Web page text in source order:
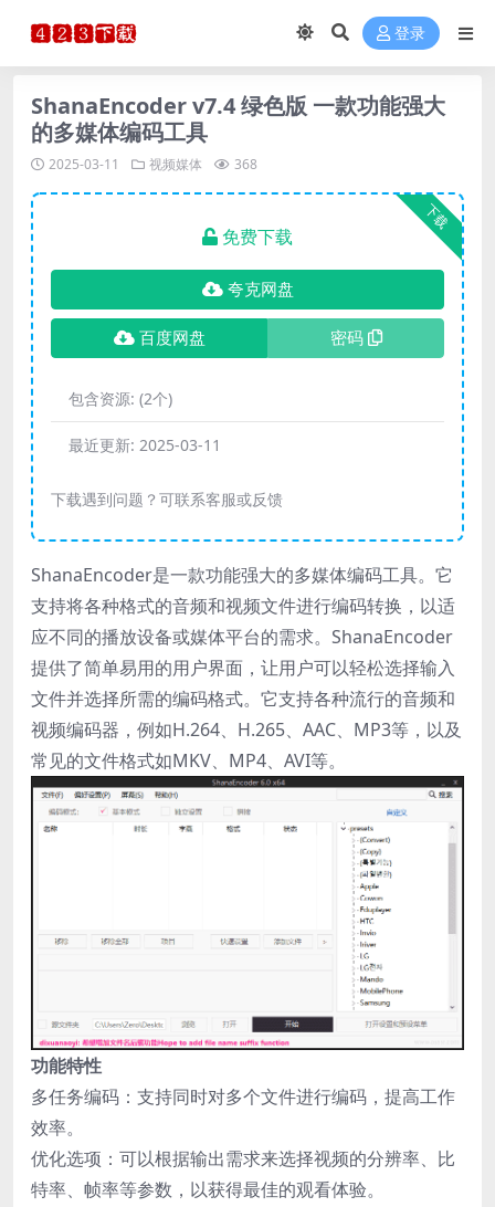
登录
ShanaEncoder v7.4 绿色版 一款功能强大
的多媒体编码工具
2025-03-11 视频媒体 368
下载
免费下载
夸克网盘
百度网盘 密码
包含资源: (2个)
最近更新: 2025-03-11
下载遇到问题？可联系客服或反馈
ShanaEncoder是一款功能强大的多媒体编码工具。它
支持将各种格式的音频和视频文件进行编码转换，以适
应不同的播放设备或媒体平台的需求。ShanaEncoder
提供了简单易用的用户界面，让用户可以轻松选择输入
文件并选择所需的编码格式。它支持各种流行的音频和
视频编码器，例如H.264、H.265、AAC、MP3等，以及
常见的文件格式如MKV、MP4、AVI等。
功能特性
多任务编码：支持同时对多个文件进行编码，提高工作
效率。
优化选项：可以根据输出需求来选择视频的分辨率、比
特率、帧率等参数，以获得最佳的观看体验。